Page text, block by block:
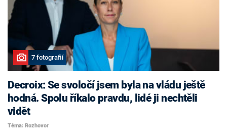
7 fotografií
Decroix: Se svoločí jsem byla na vládu ještě
hodná. Spolu říkalo pravdu, lidé ji nechtěli
vidět
Téma: Rozhovor